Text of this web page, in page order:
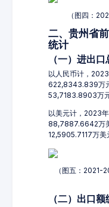
（图四：
二、贵州省
统计
（一）进出
以人民币计，
622,8343.839万
53,7183.8903万
以美元计，2023
88,7887.6642万
12,5905.7117万美
（图五：2021-
（二）出口额